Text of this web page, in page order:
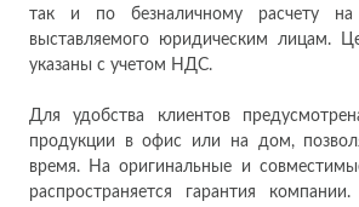
так и по безналичному расчету на
выставляемого юридическим лицам.
указаны с учетом НДС.
Для удобства клиентов
продукции в офис или на дом,
время. На оригинальные и
распространяется гарантия